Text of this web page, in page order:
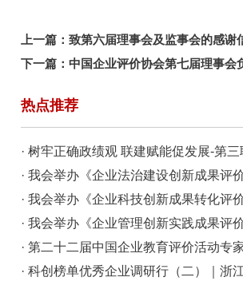
上一篇：致第六届理事会及监事会的感谢
下一篇：中国企业评价协会第七届理事会
热点推荐
· 树牢正确政绩观 联建赋能促发展-第
会商会开展联学共建主题党日活动
· 我会举办《企业法治建设创新成果评
会
· 我会举办《企业科技创新成果转化评
会
· 我会举办《企业管理创新实践成果评
会
· 第二十二届中国企业教育评价活动专
开
· 科创榜单优秀企业调研行（二）｜浙